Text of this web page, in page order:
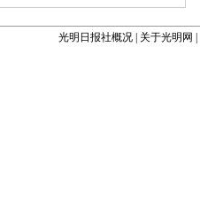
光明日报社概况 关于光明网